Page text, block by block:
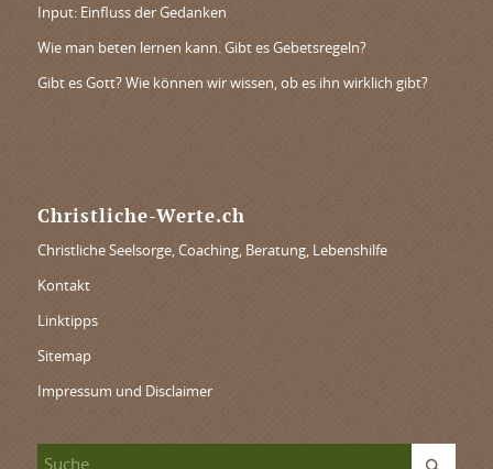
Input: Einfluss der Gedanken
Wie man beten lernen kann. Gibt es Gebetsregeln?
Gibt es Gott? Wie können wir wissen, ob es ihn wirklich gibt?
Christliche-Werte.ch
Christliche Seelsorge, Coaching, Beratung, Lebenshilfe
Kontakt
Linktipps
Sitemap
Impressum und Disclaimer